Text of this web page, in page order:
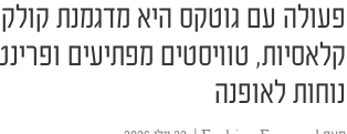
פעולה עם גוטקס היא מדגמנת
קלאסיות, טוויסטים מפתיעים
נוחות לאופנה